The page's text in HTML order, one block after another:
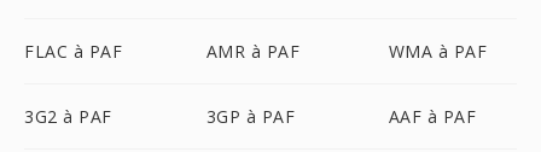
FLAC à PAF AMR à PAF WMA à PAF
3G2 à PAF 3GP à PAF AAF à PAF